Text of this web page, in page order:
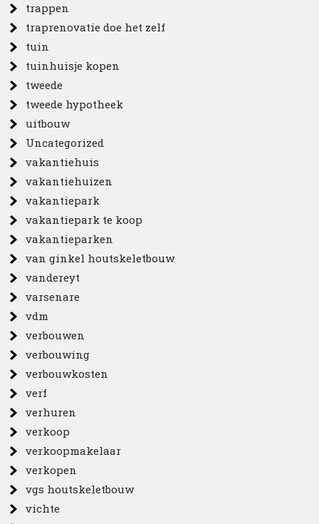
trappen
traprenovatie doe het zelf
tuin
tuinhuisje kopen
tweede
tweede hypotheek
uitbouw
Uncategorized
vakantiehuis
vakantiehuizen
vakantiepark
vakantiepark te koop
vakantieparken
van ginkel houtskeletbouw
vandereyt
varsenare
vdm
verbouwen
verbouwing
verbouwkosten
verf
verhuren
verkoop
verkoopmakelaar
verkopen
vgs houtskeletbouw
vichte